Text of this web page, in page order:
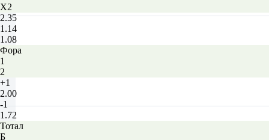
X2
2.35
1.14
1.08
Фора
1
2
+1
2.00
-1
1.72
Тотал
Б